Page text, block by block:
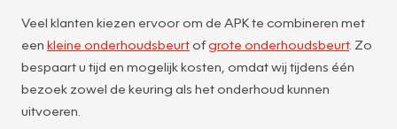
Veel klanten kiezen ervoor om de APK te combineren met
een kleine onderhoudsbeurtofgrote onderhoudsbeurt. Zo
bespaart u tijd en mogelijk kosten, omdat wij tijdens één
bezoek zowel de keuring als het onderhoud kunnen
uitvoeren.